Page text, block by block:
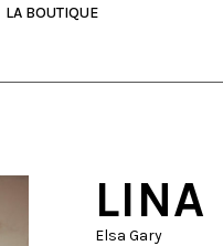
LA BOUTIQUE
LINA
Elsa Gary